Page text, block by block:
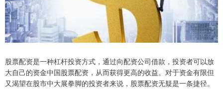
股票配资是一种杠杆投资方式，通过向配资公司借款，投资者可以放
大自己的资金中国股票配资，从而获得更高的收益。对于资金有限但
又渴望在股市中大展拳脚的投资者来说，股票配资无疑是一条捷径。